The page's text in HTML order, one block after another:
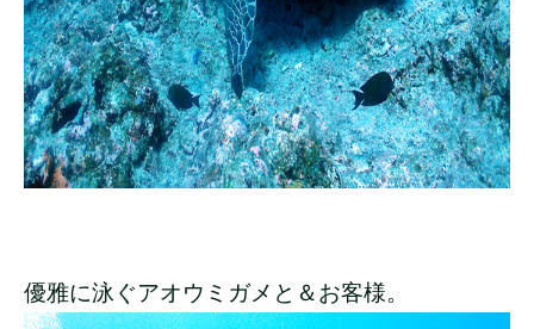
優雅に泳ぐアオウミガメと＆お客様。